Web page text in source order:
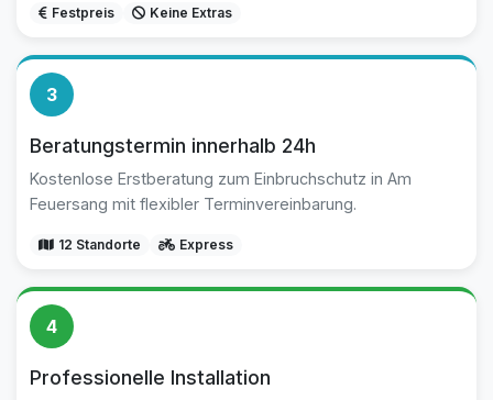
Festpreis Keine Extras
3
Beratungstermin innerhalb 24h
Kostenlose Erstberatung zum Einbruchschutz in Am
Feuersang mit flexibler Terminvereinbarung.
12 Standorte Express
4
Professionelle Installation